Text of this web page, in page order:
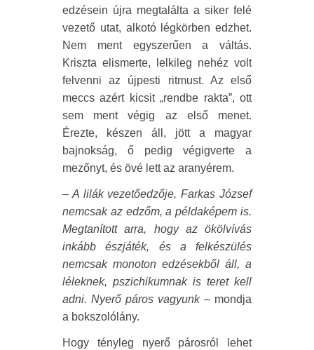
edzésein újra megtalálta a siker felé
vezető utat, alkotó légkörben edzhet.
Nem ment egyszerűen a váltás.
Kriszta elismerte, lelkileg nehéz volt
felvenni az újpesti ritmust. Az első
meccs azért kicsit „rendbe rakta”, ott
sem ment végig az első menet.
Érezte, készen áll, jött a magyar
bajnokság, ő pedig végigverte a
mezőnyt, és övé lett az aranyérem.
– A lilák vezetőedzője, Farkas József
nemcsak az edzőm, a példaképem is.
Megtanított arra, hogy az ökölvívás
inkább észjáték, és a felkészülés
nemcsak monoton edzésekből áll, a
léleknek, pszichikumnak is teret kell
adni. Nyerő páros vagyunk – mondja
a bokszolólány.
Hogy tényleg nyerő párosról lehet